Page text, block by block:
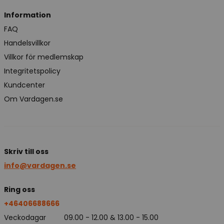
Information
FAQ
Handelsvillkor
Villkor för medlemskap
Integritetspolicy
Kundcenter
Om Vardagen.se
Skriv till oss
info@vardagen.se
Ring oss
+46406688666
Veckodagar
09.00 - 12.00 & 13.00 - 15.00